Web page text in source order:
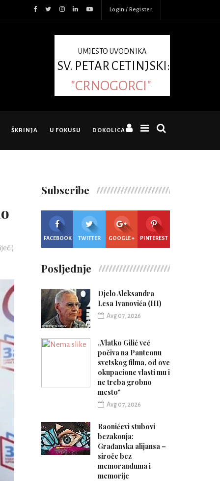
Login / Register
UMJESTO UVODNIKA
SV. PETAR CETINJSKI:
"CRNOGORCI"
ŠKRINJA U FOKUSU DOKOLICA
Subscribe
FACEBOOK TWITTER GOOGLE + PINTEREST
Posljednje
Djelo Aleksandra
Lesa Ivanovića (III)
Avg 07, 2026
„Vlatko Gilić već
počiva na Panteonu
svetskog filma, od ove
okupacione vlasti mu i
ne treba grobno
mesto“
Avg 07, 2026
Raonićevi stubovi
bezakonja:
Građanska alijansa –
siroče bez
memoranduma i
memorije